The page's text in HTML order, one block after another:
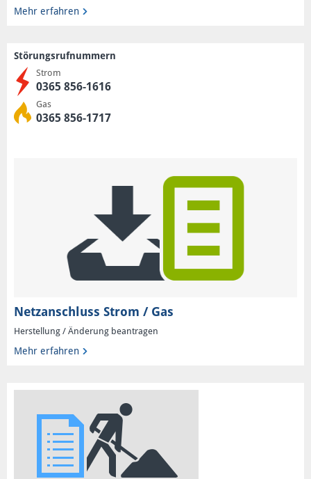
Mehr erfahren
Störungsrufnummern
Strom
0365 856-1616
Gas
0365 856-1717
Netzanschluss Strom / Gas
Herstellung / Änderung beantragen
Mehr erfahren